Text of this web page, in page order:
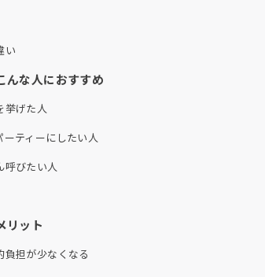
い
んな人におすすめ
挙げた人
ーティーにしたい人
呼びたい人
リット
負担が少なくなる